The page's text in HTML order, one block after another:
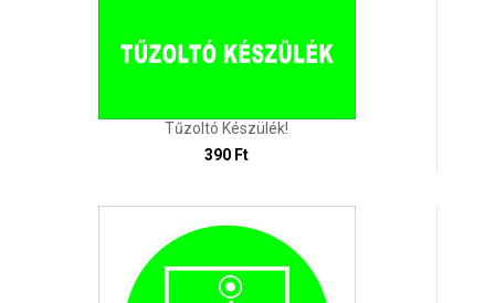
Tűzoltó Készülék!
390 Ft